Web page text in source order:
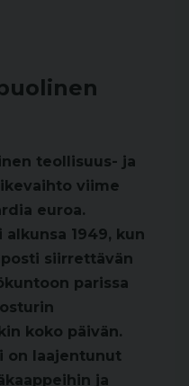
teollisuus- ja
viime
euroa.
1949, kun
siirrettävän
parissa
koko päivän.
on laajentunut
ja